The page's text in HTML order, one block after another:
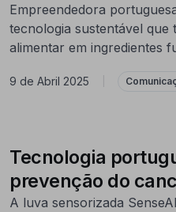
Empreendedora
tecnologia sustentável que
alimentar em ingredientes
9 de Abril 2025
Tecnologia
prevenção do
A luva sensorizada